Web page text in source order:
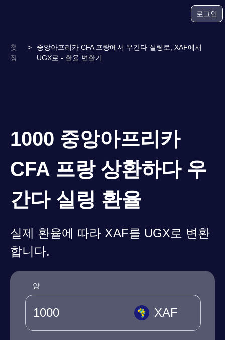
로그인
첫
장
>
중앙아프리카 CFA 프랑에서 우간다 실링로, XAF에서
UGX로 - 환율 변환기
1000 중앙아프리카
CFA 프랑 상환하다 우
간다 실링 환율
실제 환율에 따라 XAF를 UGX로 변환
합니다.
양
XAF